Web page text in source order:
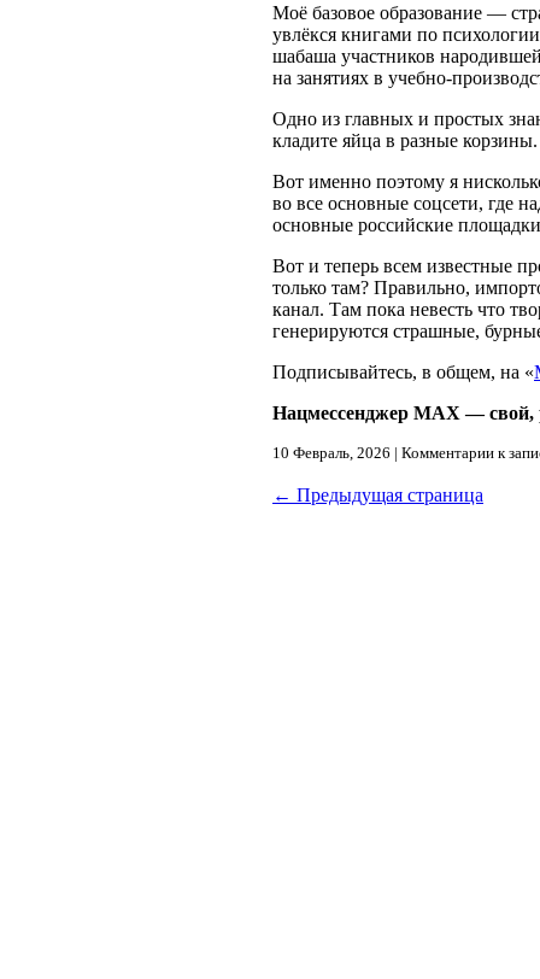
Моё базовое образование —
увлёкся книгами по
шабаша участников
на занятиях в учебно-
Одно из главных и простых
кладите яйца в разные
Вот именно поэтому я
во все основные соцсети, где
основные российские
Вот и теперь всем известные
только там? Правильно,
канал. Там пока невесть что
генерируются страшные,
Подписывайтесь, в общем, на «
Нацмессенджер МАХ — свой,
10 Февраль, 2026 | Комментарии к
← Предыдущая страница